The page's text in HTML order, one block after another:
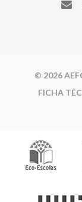
© 2026
FICHA